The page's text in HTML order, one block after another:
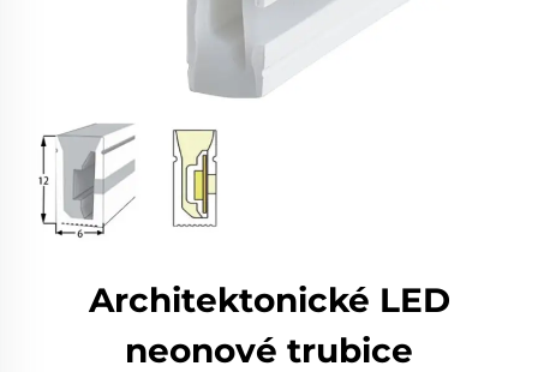
Architektonické LED
neonové trubice